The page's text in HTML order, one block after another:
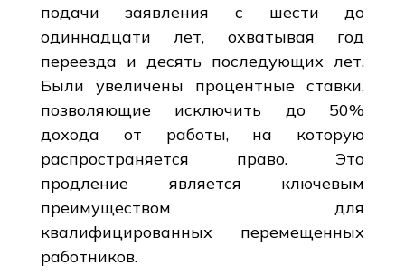
подачи заявления с шести до
одиннадцати лет, охватывая год
переезда и десять последующих лет.
Были увеличены процентные ставки,
позволяющие исключить до 50%
дохода от работы, на которую
распространяется право. Это
продление является ключевым
преимуществом для
квалифицированных перемещенных
работников.